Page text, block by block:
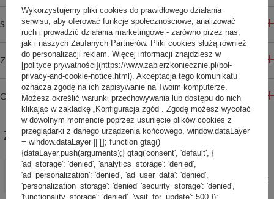
STREFA REKOMENDACJI
ZADAJ PYTANIE
OPINIE
ZABIERZ JESZCZE :)
PROMOCJA
Kubek termiczny Contigo West Loop Mini 300ml - biały metalik
82,00 zł /
Wykorzystujemy pliki cookies do prawidłowego działania
serwisu, aby oferować funkcje społecznościowe, analizować
ruch i prowadzić działania marketingowe - zarówno przez nas,
jak i naszych Zaufanych Partnerów. Pliki cookies służą również
do personalizacji reklam. Więcej informacji znajdziesz w
[polityce prywatności](https://www.zabierzkoniecznie.pl/pol-
privacy-and-cookie-notice.html). Akceptacja tego komunikatu
oznacza zgodę na ich zapisywanie na Twoim komputerze.
Możesz określić warunki przechowywania lub dostępu do nich
klikając w zakładkę „Konfiguracja zgód”. Zgodę możesz wycofać
w dowolnym momencie poprzez usunięcie plików cookies z
przeglądarki z danego urządzenia końcowego. window.dataLayer
= window.dataLayer || []; function gtag()
{dataLayer.push(arguments);} gtag('consent', 'default', {
'ad_storage': 'denied', 'analytics_storage': 'denied',
'ad_personalization': 'denied', 'ad_user_data': 'denied',
'personalization_storage': 'denied' 'security_storage': 'denied',
'functionality_storage': 'denied', 'wait_for_update': 500 });